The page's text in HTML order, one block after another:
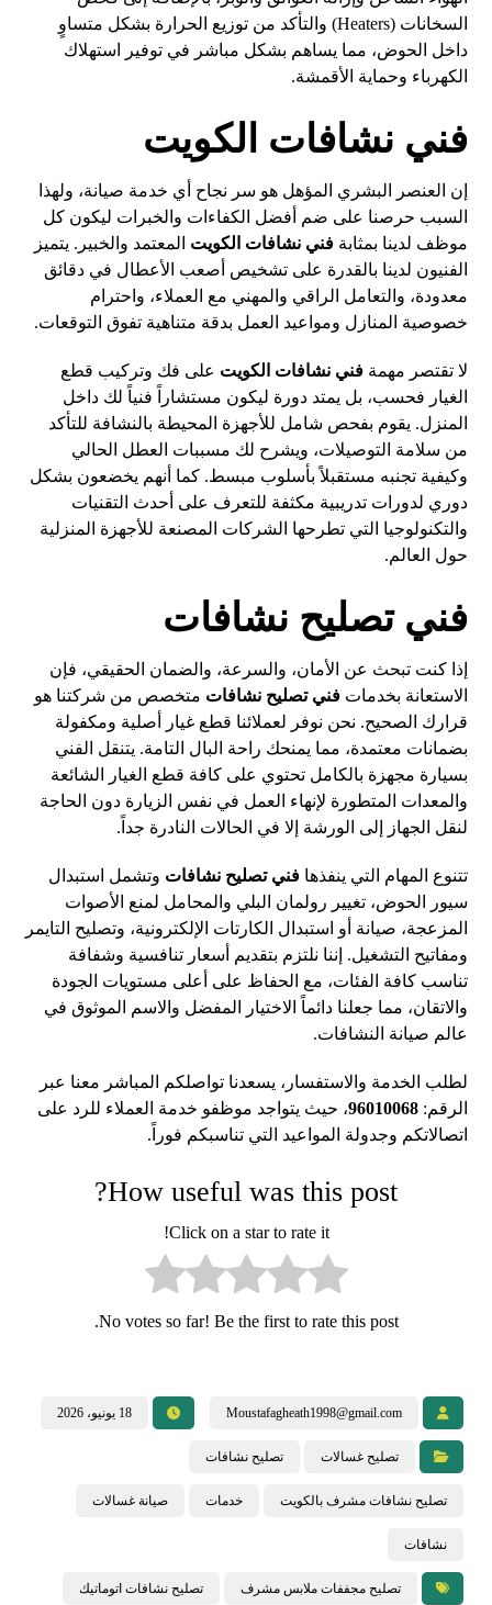
السخانات (Heaters) والتأكد من توزيع الحرارة بشكل متساوٍ
داخل الحوض، مما يساهم بشكل مباشر في توفير استهلاك
الكهرباء وحماية الأقمشة.
فني نشافات الكويت
إن العنصر البشري المؤهل هو سر نجاح أي خدمة صيانة، ولهذا
السبب حرصنا على ضم أفضل الكفاءات والخبرات ليكون كل
موظف لدينا بمثابةفني نشافات الكويت المعتمد والخبير. يتميز
الفنيون لدينا بالقدرة على تشخيص أصعب الأعطال في دقائق
معدودة، والتعامل الراقي والمهني مع العملاء، واحترام
خصوصية المنازل ومواعيد العمل بدقة متناهية تفوق التوقعات.
لا تقتصر مهمةفني نشافات الكويت على فك وتركيب قطع
الغيار فحسب، بل يمتد دورة ليكون مستشاراً فنياً لك داخل
المنزل. يقوم بفحص شامل للأجهزة المحيطة بالنشافة للتأكد
من سلامة التوصيلات، ويشرح لك مسببات العطل الحالي
وكيفية تجنبه مستقبلاً بأسلوب مبسط. كما أنهم يخضعون بشكل
دوري لدورات تدريبية مكثفة للتعرف على أحدث التقنيات
والتكنولوجيا التي تطرحها الشركات المصنعة للأجهزة المنزلية
حول العالم.
فني تصليح نشافات
إذا كنت تبحث عن الأمان، والسرعة، والضمان الحقيقي، فإن
الاستعانة بخدماتفني تصليح نشافات متخصص من شركتنا هو
قرارك الصحيح. نحن نوفر لعملائنا قطع غيار أصلية ومكفولة
بضمانات معتمدة، مما يمنحك راحة البال التامة. يتنقل الفني
بسيارة مجهزة بالكامل تحتوي على كافة قطع الغيار الشائعة
والمعدات المتطورة لإنهاء العمل في نفس الزيارة دون الحاجة
لنقل الجهاز إلى الورشة إلا في الحالات النادرة جداً.
تتنوع المهام التي ينفذهافني تصليح نشافات وتشمل استبدال
سيور الحوض، تغيير رولمان البلي والمحامل لمنع الأصوات
المزعجة، صيانة أو استبدال الكارتات الإلكترونية، وتصليح التايمر
ومفاتيح التشغيل. إننا نلتزم بتقديم أسعار تنافسية وشفافة
تناسب كافة الفئات، مع الحفاظ على أعلى مستويات الجودة
والاتقان، مما جعلنا دائماً الاختيار المفضل والاسم الموثوق في
عالم صيانة النشافات.
لطلب الخدمة والاستفسار، يسعدنا تواصلكم المباشر معنا عبر
الرقم:96010068، حيث يتواجد موظفو خدمة العملاء للرد على
اتصالاتكم وجدولة المواعيد التي تناسبكم فوراً.
How useful was this post?
Click on a star to rate it!
No votes so far! Be the first to rate this post.
Moustafagheath1998@gmail.com 18 يونيو، 2026
تصليح غسالات تصليح نشافات
تصليح نشافات مشرف بالكويت خدمات صيانة غسالات
نشافات
تصليح مجففات ملابس مشرف تصليح نشافات اتوماتيك